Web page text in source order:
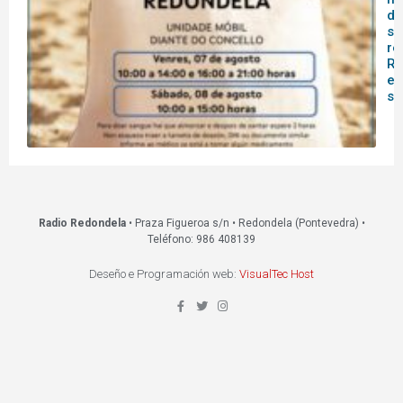
Radio Redondela• Praza Figueroa s/n • Redondela (Pontevedra) •
Teléfono: 986 408139
Deseño e Programación web: VisualTec Host